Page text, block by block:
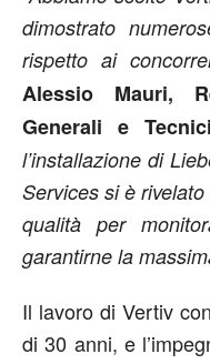
dimostrato
rispetto ai
Alessio Mauri,
Generali e
l’installazione di
Services si è
qualità per
garantirne la
Il lavoro di Vertiv
di 30 anni, e